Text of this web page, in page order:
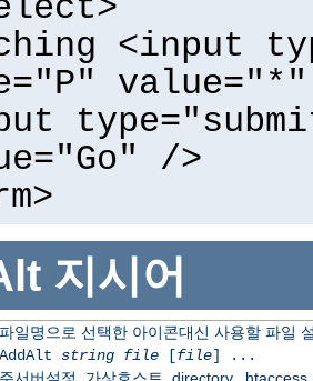
<input
/>
지시어
파일명으로 선택한 아이콘대신 사용할 파일
AddAlt string file[file] ...